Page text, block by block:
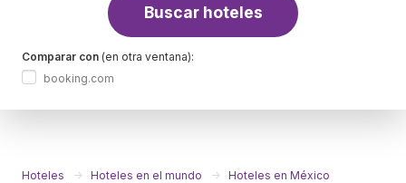
Buscar hoteles
Comparar con (en otra ventana):
booking.com
Hoteles Hoteles en el mundo
Hoteles en México